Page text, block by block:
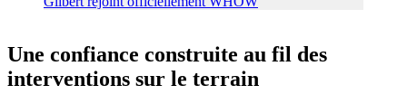
Une confiance construite au fil des
interventions sur le terrain